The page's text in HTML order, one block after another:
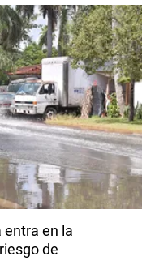
entra en la
de